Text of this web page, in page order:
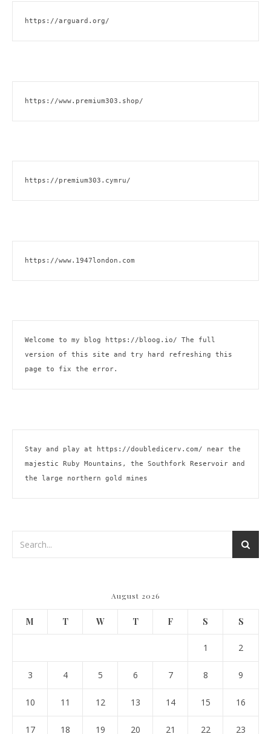
https://arguard.org/
https://www.premium303.shop/
https://premium303.cymru/
https://www.1947london.com
Welcome to my blog https://bloog.io/ The full
version of this site and try hard refreshing this
page to fix the error.
Stay and play at https://doubledicerv.com/ near the
majestic Ruby Mountains, the Southfork Reservoir and
the large northern gold mines
August 2026
M T W T F S S
1 2
3 4 5 6 7 8 9
10 11 12 13 14 15 16
17 18 19 20 21 22 23